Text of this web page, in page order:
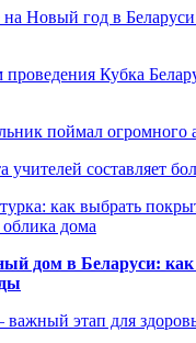
Новый год в Беларуси
Кубка
поймал огромного
учителей составляет
как выбрать
дома
дом в Беларуси: как
важный этап для